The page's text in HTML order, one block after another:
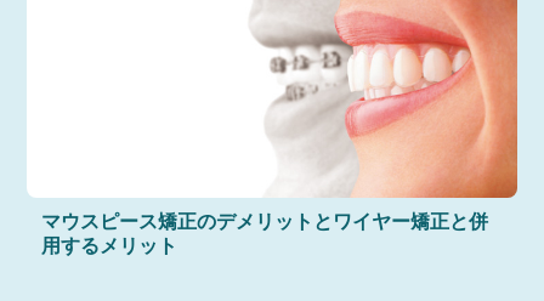
マウスピース矯正のデメリットとワイヤー矯正と併
用するメリット